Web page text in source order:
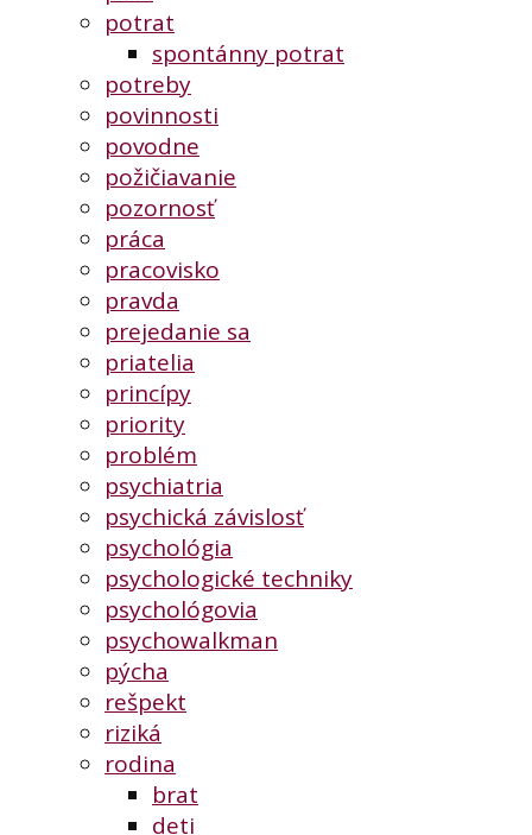
potrat
spontánny potrat
potreby
povinnosti
povodne
požičiavanie
pozornosť
práca
pracovisko
pravda
prejedanie sa
priatelia
princípy
priority
problém
psychiatria
psychická závislosť
psychológia
psychologické techniky
psychológovia
psychowalkman
pýcha
rešpekt
riziká
rodina
brat
deti